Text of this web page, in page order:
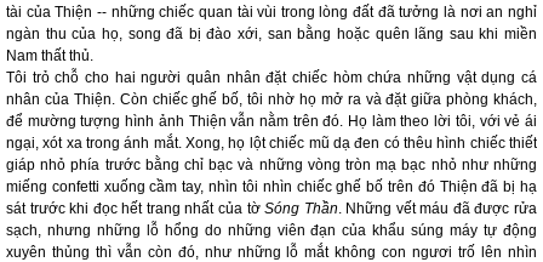
tài của Thiện -- những chiếc quan tài vùi trong lòng đất đã tưởng là nơi an nghỉ
ngàn thu của họ, song đã bị đào xới, san bằng hoặc quên lãng sau khi miền
Nam thất thủ.
Tôi trỏ chỗ cho hai người quân nhân đặt chiếc hòm chứa những vật dụng cá
nhân của Thiện. Còn chiếc ghế bố, tôi nhờ họ mở ra và đặt giữa phòng khách,
để mường tượng hình ảnh Thiện vẫn nằm trên đó. Họ làm theo lời tôi, với vẻ ái
ngại, xót xa trong ánh mắt. Xong, họ lột chiếc mũ dạ đen có thêu hình chiếc thiết
giáp nhỏ phía trước bằng chỉ bạc và những vòng tròn mạ bạc nhỏ như những
miếng confetti xuống cầm tay, nhìn tôi nhìn chiếc ghế bố trên đó Thiện đã bị hạ
sát trước khi đọc hết trang nhất của tờSóng Thần. Những vết máu đã được rửa
sạch, nhưng những lỗ hổng do những viên đạn của khẩu súng máy tự động
xuyên thủng thì vẫn còn đó, như những lỗ mắt không con ngươi trố lên nhìn